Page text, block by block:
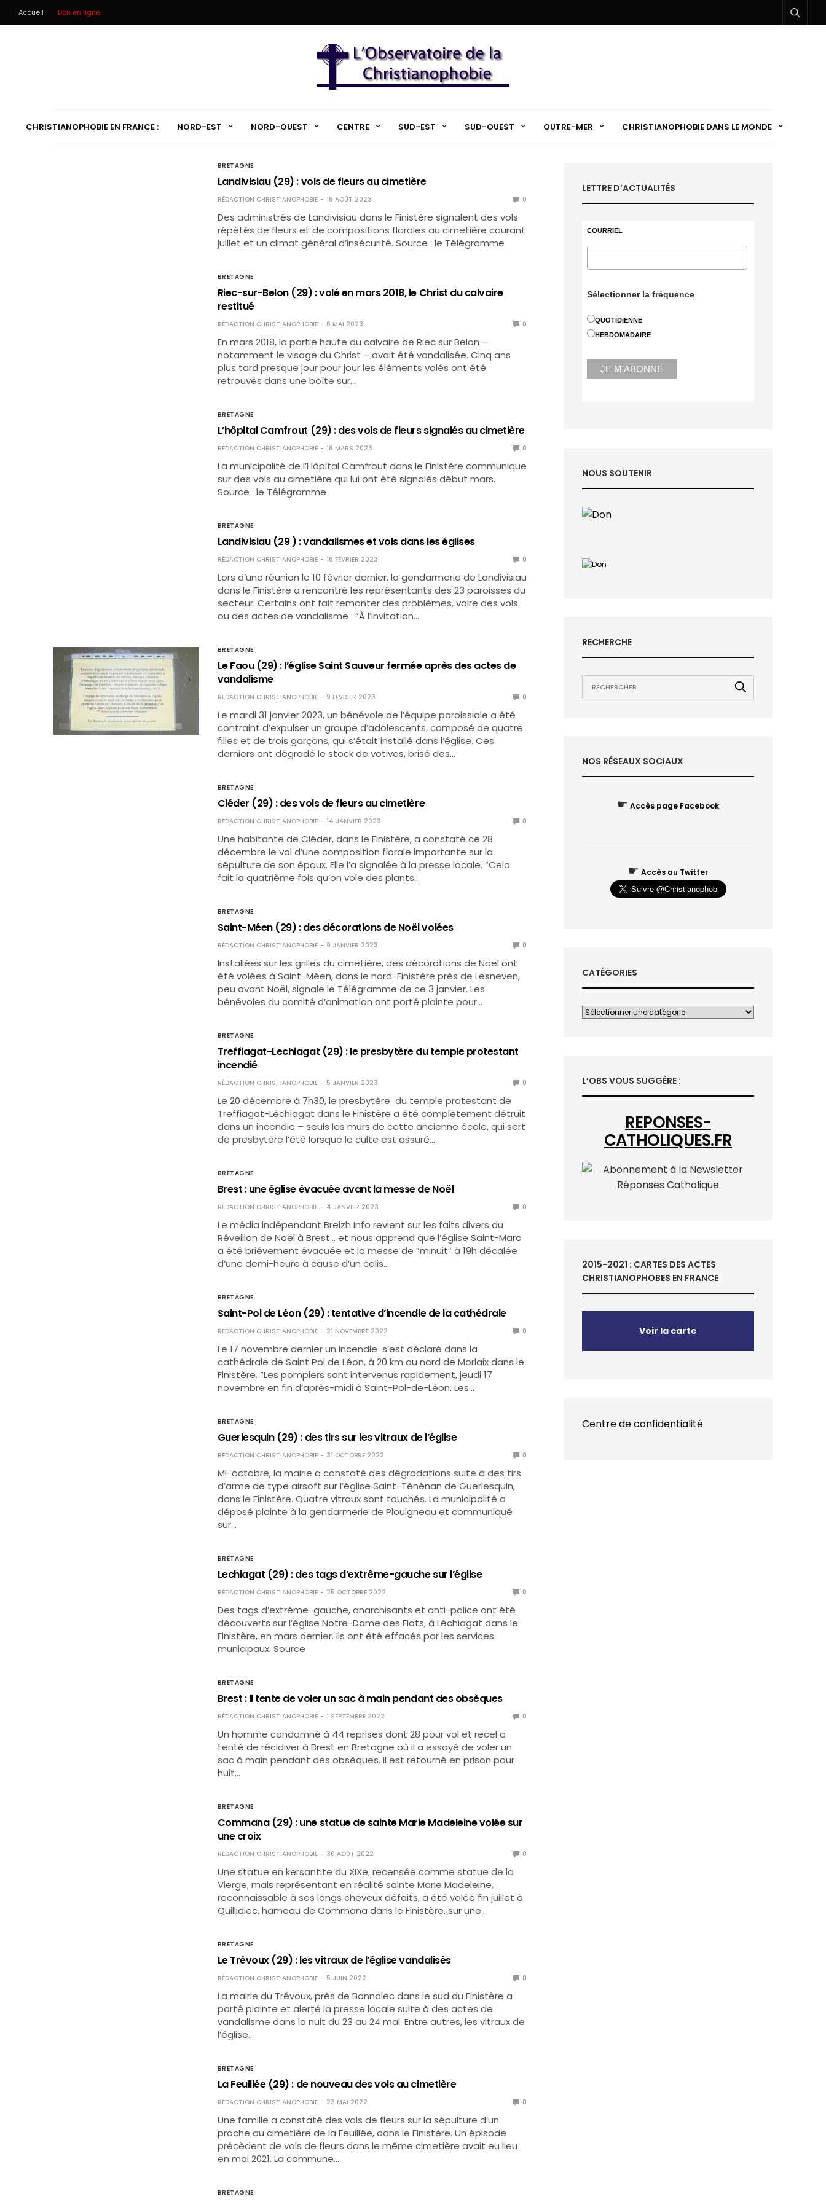
Accueil Don en ligne
CHRISTIANOPHOBIE EN FRANCE : NORD-EST NORD-OUEST CENTRE SUD-EST SUD-OUEST OUTRE-MER CHRISTIANOPHOBIE DANS LE MONDE
BRETAGNE
Landivisiau (29) : vols de fleurs au cimetière
RÉDACTION CHRISTIANOPHOBIE 16 AOÛT 2023 0
Des administrés de Landivisiau dans le Finistère signalent des vols
répétés de fleurs et de compositions florales au cimetière courant
juillet et un climat général d’insécurité. Source : le Télégramme
BRETAGNE
Riec-sur-Belon (29) : volé en mars 2018, le Christ du calvaire
restitué
RÉDACTION CHRISTIANOPHOBIE 6 MAI 2023 0
En mars 2018, la partie haute du calvaire de Riec sur Belon –
notamment le visage du Christ – avait été vandalisée. Cinq ans
plus tard presque jour pour jour les éléments volés ont été
retrouvés dans une boîte sur…
BRETAGNE
L’hôpital Camfrout (29) : des vols de fleurs signalés au cimetière
RÉDACTION CHRISTIANOPHOBIE 16 MARS 2023 0
La municipalité de l’Hôpital Camfrout dans le Finistère communique
sur des vols au cimetière qui lui ont été signalés début mars.
Source : le Télégramme
BRETAGNE
Landivisiau (29 ) : vandalismes et vols dans les églises
RÉDACTION CHRISTIANOPHOBIE 16 FÉVRIER 2023 0
Lors d’une réunion le 10 février dernier, la gendarmerie de Landivisiau
dans le Finistère a rencontré les représentants des 23 paroisses du
secteur. Certains ont fait remonter des problèmes, voire des vols
ou des actes de vandalisme : “À l’invitation…
BRETAGNE
Le Faou (29) : l’église Saint Sauveur fermée après des actes de
vandalisme
RÉDACTION CHRISTIANOPHOBIE 9 FÉVRIER 2023 0
Le mardi 31 janvier 2023, un bénévole de l’équipe paroissiale a été
contraint d’expulser un groupe d’adolescents, composé de quatre
filles et de trois garçons, qui s’était installé dans l’église. Ces
derniers ont dégradé le stock de votives, brisé des…
BRETAGNE
Cléder (29) : des vols de fleurs au cimetière
RÉDACTION CHRISTIANOPHOBIE 14 JANVIER 2023 0
Une habitante de Cléder, dans le Finistère, a constaté ce 28
décembre le vol d’une composition florale importante sur la
sépulture de son époux. Elle l’a signalée à la presse locale. “Cela
fait la quatrième fois qu’on vole des plants…
BRETAGNE
Saint-Méen (29) : des décorations de Noël volées
RÉDACTION CHRISTIANOPHOBIE 9 JANVIER 2023 0
Installées sur les grilles du cimetière, des décorations de Noël ont
été volées à Saint-Méen, dans le nord-Finistère près de Lesneven,
peu avant Noël, signale le Télégramme de ce 3 janvier. Les
bénévoles du comité d’animation ont porté plainte pour…
BRETAGNE
Treffiagat-Lechiagat (29) : le presbytère du temple protestant
incendié
RÉDACTION CHRISTIANOPHOBIE 5 JANVIER 2023 0
Le 20 décembre à 7h30, le presbytère du temple protestant de
Treffiagat-Léchiagat dans le Finistère a été complètement détruit
dans un incendie – seuls les murs de cette ancienne école, qui sert
de presbytère l’été lorsque le culte est assuré…
BRETAGNE
Brest : une église évacuée avant la messe de Noël
RÉDACTION CHRISTIANOPHOBIE 4 JANVIER 2023 0
Le média indépendant Breizh Info revient sur les faits divers du
Réveillon de Noël à Brest… et nous apprend que l’église Saint-Marc
a été briévement évacuée et la messe de “minuit” à 19h décalée
d’une demi-heure à cause d’un colis…
BRETAGNE
Saint-Pol de Léon (29) : tentative d’incendie de la cathédrale
RÉDACTION CHRISTIANOPHOBIE 21 NOVEMBRE 2022 0
Le 17 novembre dernier un incendie s’est déclaré dans la
cathédrale de Saint Pol de Léon, à 20 km au nord de Morlaix dans le
Finistère. “Les pompiers sont intervenus rapidement, jeudi 17
novembre en fin d’après-midi à Saint-Pol-de-Léon. Les…
BRETAGNE
Guerlesquin (29) : des tirs sur les vitraux de l’église
RÉDACTION CHRISTIANOPHOBIE 31 OCTOBRE 2022 0
Mi-octobre, la mairie a constaté des dégradations suite à des tirs
d’arme de type airsoft sur l’église Saint-Ténénan de Guerlesquin,
dans le Finistère. Quatre vitraux sont touchés. La municipalité a
déposé plainte à la gendarmerie de Plouigneau et communiqué
sur…
BRETAGNE
Lechiagat (29) : des tags d’extrême-gauche sur l’église
RÉDACTION CHRISTIANOPHOBIE 25 OCTOBRE 2022 0
Des tags d’extrême-gauche, anarchisants et anti-police ont été
découverts sur l’église Notre-Dame des Flots, à Léchiagat dans le
Finistère, en mars dernier. Ils ont été effacés par les services
municipaux. Source
BRETAGNE
Brest : il tente de voler un sac à main pendant des obsèques
RÉDACTION CHRISTIANOPHOBIE 1 SEPTEMBRE 2022 0
Un homme condamné à 44 reprises dont 28 pour vol et recel a
tenté de récidiver à Brest en Bretagne où il a essayé de voler un
sac à main pendant des obsèques. Il est retourné en prison pour
huit…
BRETAGNE
Commana (29) : une statue de sainte Marie Madeleine volée sur
une croix
RÉDACTION CHRISTIANOPHOBIE 30 AOÛT 2022 0
Une statue en kersantite du XIXe, recensée comme statue de la
Vierge, mais représentant en réalité sainte Marie Madeleine,
reconnaissable à ses longs cheveux défaits, a été volée fin juillet à
Quillidiec, hameau de Commana dans le Finistère, sur une…
BRETAGNE
Le Trévoux (29) : les vitraux de l’église vandalisés
RÉDACTION CHRISTIANOPHOBIE 5 JUIN 2022 0
La mairie du Trévoux, près de Bannalec dans le sud du Finistère a
porté plainte et alerté la presse locale suite à des actes de
vandalisme dans la nuit du 23 au 24 mai. Entre autres, les vitraux de
l’église…
BRETAGNE
La Feuillée (29) : de nouveau des vols au cimetière
RÉDACTION CHRISTIANOPHOBIE 23 MAI 2022 0
Une famille a constaté des vols de fleurs sur la sépulture d’un
proche au cimetière de la Feuillée, dans le Finistère. Un épisode
précèdent de vols de fleurs dans le même cimetière avait eu lieu
en mai 2021. La commune…
BRETAGNE
LETTRE D’ACTUALITÉS
COURRIEL
Sélectionner la fréquence
QUOTIDIENNE
HEBDOMADAIRE
NOUS SOUTENIR
RECHERCHE
NOS RÉSEAUX SOCIAUX
☛ Accès page Facebook
☛ Accès au Twitter
CATÉGORIES
L’OBS VOUS SUGGÈRE :
REPONSES-
CATHOLIQUES.FR
2015-2021 : CARTES DES ACTES
CHRISTIANOPHOBES EN FRANCE
Voir la carte
Centre de confidentialité